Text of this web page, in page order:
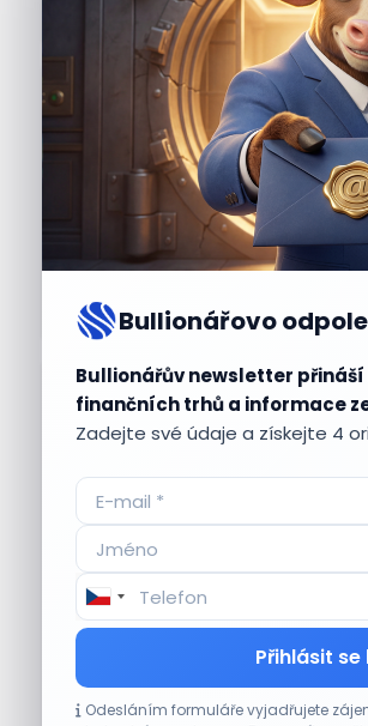
Bullionářovo
Bullionářův newsletter
finančních trhů a informace
Zadejte své údaje a získejte 4
Přihlásit
Odesláním formuláře vyjadřujete
Aktuálnípříležitosti
Objednávky DoorDash